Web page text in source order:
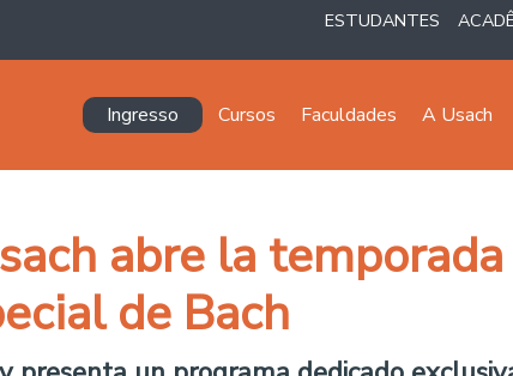
ESTUDANTES
Navegación principal
Ingresso Cursos Faculdades A Usach
abre la temporada
de Bach